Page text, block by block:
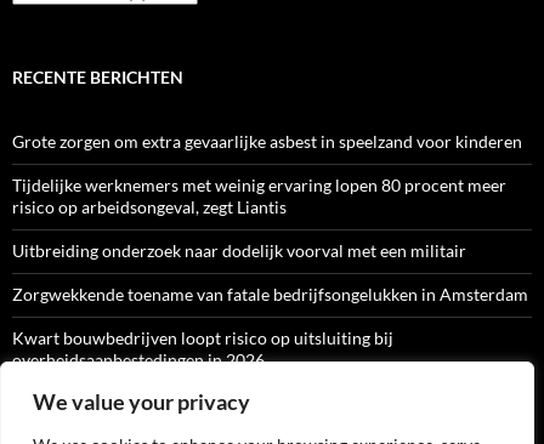
We value your privacy
RECENTE BERICHTEN
Grote zorgen om extra gevaarlijke asbest in speelzand voor kinderen
Tijdelijke werknemers met weinig ervaring lopen 80 procent meer
risico op arbeidsongeval, zegt Liantis
Uitbreiding onderzoek naar dodelijk voorval met een militair
Zorgwekkende toename van fatale bedrijfsongelukken in Amsterdam
Kwart bouwbedrijven loopt risico op uitsluiting bij
overheidsaanbestedingen in 2026